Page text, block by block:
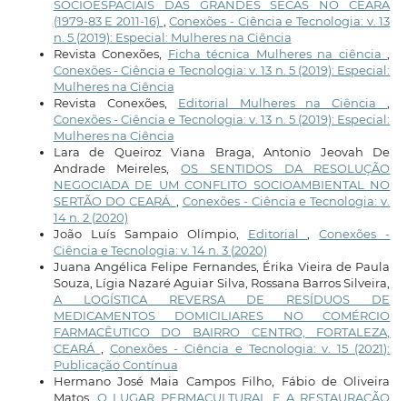
SOCIOESPACIAIS DAS GRANDES SECAS NO CEARÁ
(1979-83 E 2011-16)
,Conexões - Ciência e Tecnologia: v. 13
n. 5 (2019): Especial: Mulheres na Ciência
Revista Conexões, Ficha técnica Mulheres na ciência
Conexões - Ciência e Tecnologia: v. 13 n. 5 (2019): Especial:
Mulheres na Ciência
Revista Conexões, Editorial Mulheres na Ciência
Conexões - Ciência e Tecnologia: v. 13 n. 5 (2019): Especial:
Mulheres na Ciência
Lara de Queiroz Viana Braga, Antonio Jeovah De
Andrade Meireles,OS SENTIDOS DA RESOLUÇÃO
NEGOCIADA DE UM CONFLITO SOCIOAMBIENTAL NO
SERTÃO DO CEARÁ.
Conexões - Ciência e Tecnologia: v.
14 n. 2 (2020)
João Luís Sampaio Olímpio, Editorial ,Conexões -
Ciência e Tecnologia: v. 14 n. 3 (2020)
Juana Angélica Felipe Fernandes, Érika Vieira de Paula
Souza, Lígia Nazaré Aguiar Silva, Rossana Barros Silveira,
A LOGÍSTICA REVERSA DE RESÍDUOS DE
MEDICAMENTOS DOMICILIARES NO COMÉRCIO
FARMACÊUTICO DO BAIRRO CENTRO, FORTALEZA,
CEARÁ
Conexões - Ciência e Tecnologia: v. 15 (2021):
Publicação Contínua
Hermano José Maia Campos Filho, Fábio de Oliveira
Matos, O LUGAR PERMACULTURAL E A RESTAURAÇÃO